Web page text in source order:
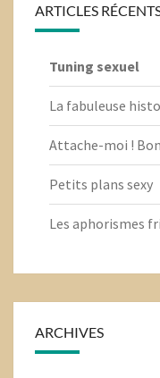
ARTICLES
Tuning sexuel
La fabuleuse
Attache-moi !
Petits plans sexy
Les aphorismes
ARCHIVES